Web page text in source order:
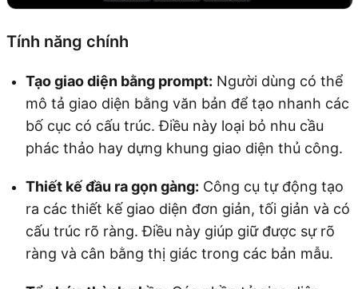
Tính năng chính
Tạo giao diện bằng prompt: Người dùng có thể
mô tả giao diện bằng văn bản để tạo nhanh các
bố cục có cấu trúc. Điều này loại bỏ nhu cầu
phác thảo hay dựng khung giao diện thủ công.
Thiết kế đầu ra gọn gàng: Công cụ tự động tạo
ra các thiết kế giao diện đơn giản, tối giản và có
cấu trúc rõ ràng. Điều này giúp giữ được sự rõ
ràng và cân bằng thị giác trong các bản mẫu.